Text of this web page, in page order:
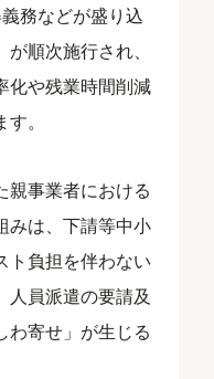
務などが盛り込
順次施行され、
化や残業時間削減
。
親事業者における
みは、下請等中小
ト負担を伴わない
人員派遣の要請及
わ寄せ」が生じる